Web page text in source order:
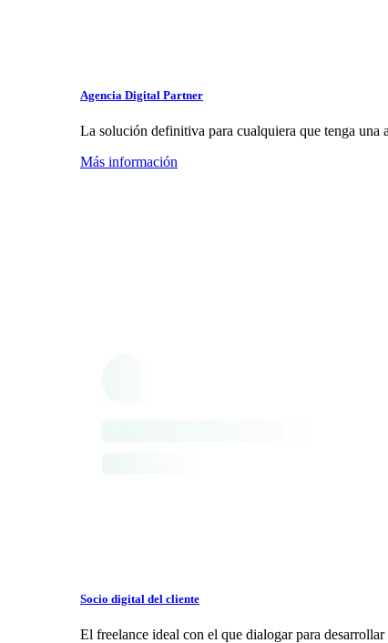
Agencia Digital Partner
La solución definitiva para cualquiera que tenga una
Más información
Socio digital del cliente
El freelance ideal con el que dialogar para